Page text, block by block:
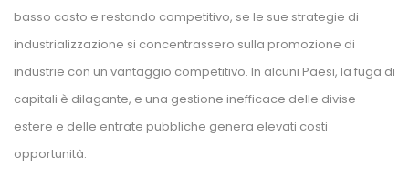
basso costo e restando competitivo, se le sue strategie di
industrializzazione si concentrassero sulla promozione di
industrie con un vantaggio competitivo. In alcuni Paesi, la fuga di
capitali è dilagante, e una gestione inefficace delle divise
estere e delle entrate pubbliche genera elevati costi
opportunità.